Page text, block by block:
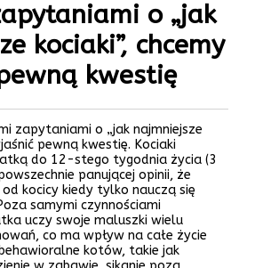
o „jak
kociaki”, chcemy
kwestię
zapytaniami o „jak najmniejsze
pewną kwestię. Kociaki
do 12-stego tygodnia życia (3
panującej opinii, że
kocicy kiedy tylko nauczą się
samymi czynnościami
uczy swoje maluszki wielu
co ma wpływ na całe życie
kotów, takie jak